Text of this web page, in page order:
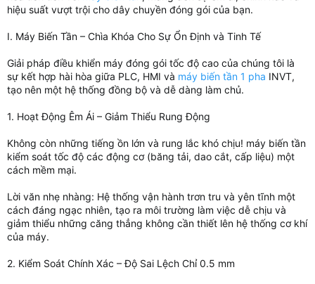
hiệu suất vượt trội cho dây chuyền đóng gói của bạn.
I. Máy Biến Tần – Chìa Khóa Cho Sự Ổn Định và Tinh Tế
Giải pháp điều khiển máy đóng gói tốc độ cao của chúng tôi là
sự kết hợp hài hòa giữa PLC, HMI và máy biến tần 1 pha INVT,
tạo nên một hệ thống đồng bộ và dễ dàng làm chủ.
1. Hoạt Động Êm Ái – Giảm Thiểu Rung Động
Không còn những tiếng ồn lớn và rung lắc khó chịu! máy biến tần
kiểm soát tốc độ các động cơ (băng tải, dao cắt, cấp liệu) một
cách mềm mại.
Lời văn nhẹ nhàng: Hệ thống vận hành trơn tru và yên tĩnh một
cách đáng ngạc nhiên, tạo ra môi trường làm việc dễ chịu và
giảm thiểu những căng thẳng không cần thiết lên hệ thống cơ khí
của máy.
2. Kiểm Soát Chính Xác – Độ Sai Lệch Chỉ 0.5 mm